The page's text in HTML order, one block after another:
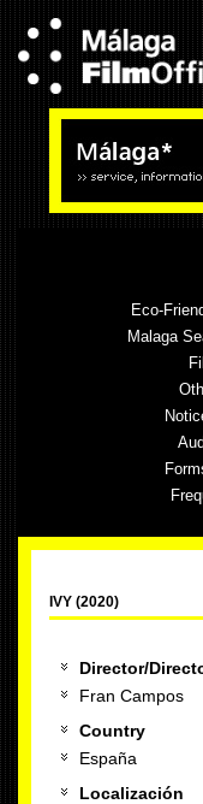
Eco-
Malaga
IVY (2020)
Director/
Fran Campos
Country
España
Localización